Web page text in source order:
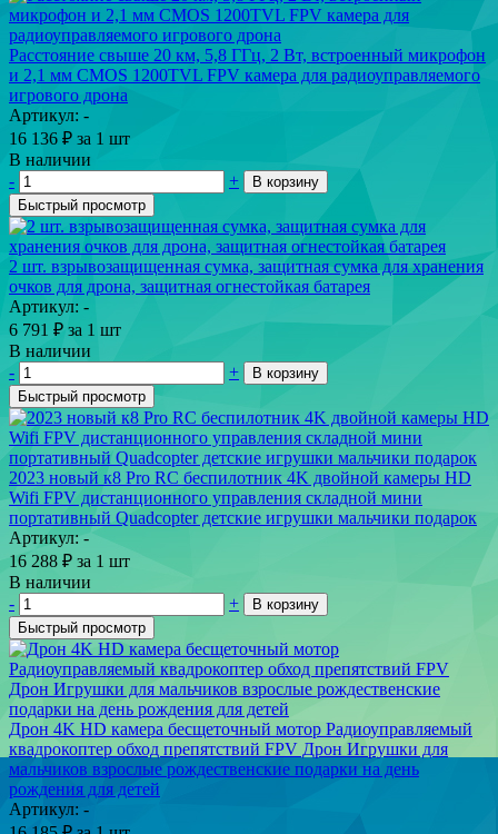
Расстояние свыше 20 км, 5,8 ГГц, 2 Вт, встроенный микрофон
и 2,1 мм CMOS 1200TVL FPV камера для радиоуправляемого
игрового дрона
Артикул: -
16 136 ₽ за 1 шт
В наличии
-
+
В корзину
Быстрый просмотр
2 шт. взрывозащищенная сумка, защитная сумка для хранения
очков для дрона, защитная огнестойкая батарея
Артикул: -
6 791 ₽ за 1 шт
В наличии
-
+
В корзину
Быстрый просмотр
2023 новый к8 Pro RC беспилотник 4K двойной камеры HD
Wifi FPV дистанционного управления складной мини
портативный Quadcopter детские игрушки мальчики подарок
Артикул: -
16 288 ₽ за 1 шт
В наличии
-
+
В корзину
Быстрый просмотр
Дрон 4K HD камера бесщеточный мотор Радиоуправляемый
квадрокоптер обход препятствий FPV Дрон Игрушки для
мальчиков взрослые рождественские подарки на день
рождения для детей
Артикул: -